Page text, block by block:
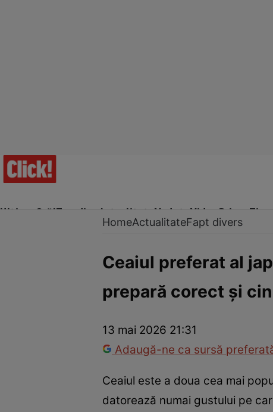
Ultima Oră!Trending Actualitate Vedete Video Prime Time
InternaționalFapt divers
HomeActualitateFapt divers
Ceaiul preferat al
prepară corect și
13 mai 2026 21:31
Adaugă-ne ca sursă
Ceaiul este a doua cea mai
datorează numai gustului pe